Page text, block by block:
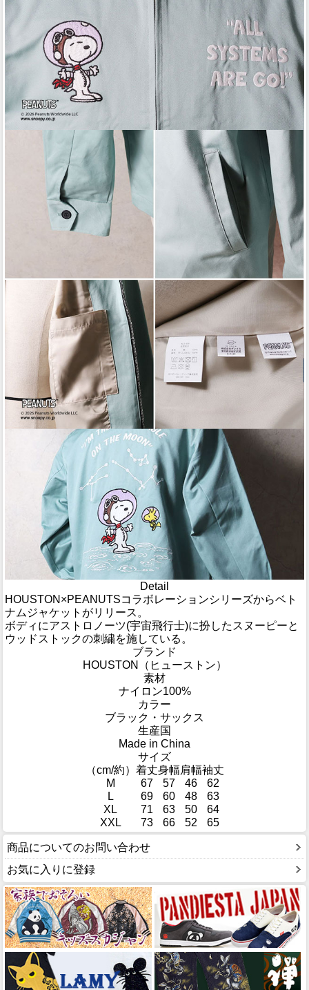
Detail
HOUSTON×PEANUTSコラボレーションシリーズからベト
ナムジャケットがリリース。
ボディにアストロノーツ(宇宙飛行士)に扮したスヌーピーと
ウッドストックの刺繍を施している。
ブランド
HOUSTON（ヒューストン）
素材
ナイロン100%
カラー
ブラック・サックス
生産国
Made in China
サイズ
（cm/約） 着丈身幅肩幅袖丈
M
67 57 46
62
L
69 60 48
63
XL
71 63 50
64
XXL
73 66 52 65
商品についてのお問い合わせ
お気に入りに登録